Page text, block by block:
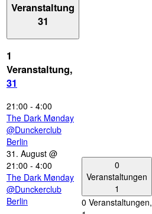
Veranstaltung
31
1
Veranstaltung,
31
21:00 - 4:00
The Dark Mønday
@Dunckerclub
Berlin
31. August @
21:00 - 4:00
The Dark Mønday
@Dunckerclub
Berlin
0
Veranstaltungen
1
0 Veranstaltungen,